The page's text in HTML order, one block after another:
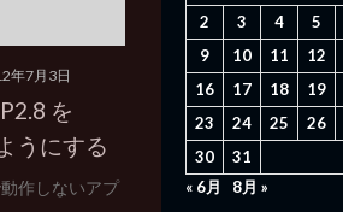
年7月3日
を
うにする
作しないアプ
2
3 4 5
9
10 11 12
16
17 18 19
23
24 25 26
30
31
« 6月
8月 »